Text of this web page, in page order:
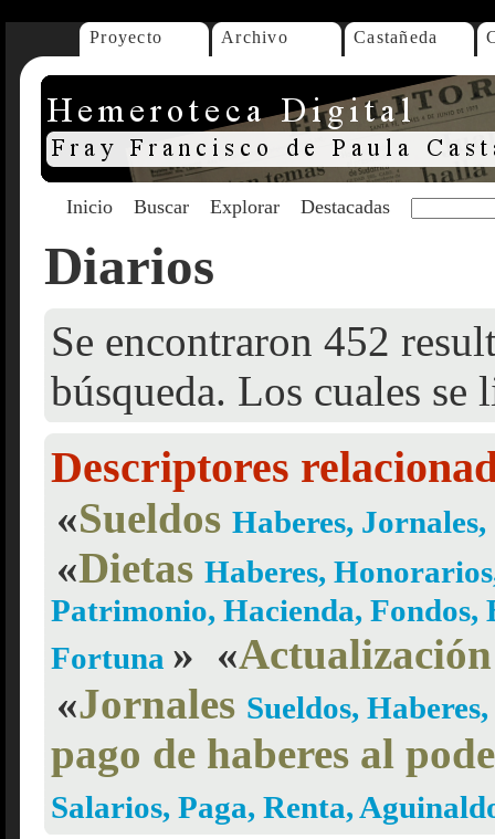
Proyecto Archivo Castañeda
Inicio Buscar Explorar Destacadas
Diarios
Se encontraron 452
búsqueda. Los cuales se
Descriptores
«Sueldos Haberes,
«Dietas Haberes,
Patrimonio, Hacienda, Fondos,
Fortuna » «
«Jornales Sueldos,
pago de haberes al
Salarios, Paga, Renta,